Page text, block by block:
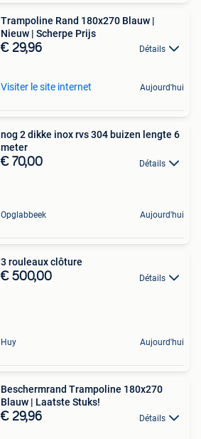
Trampoline Rand 180x270 Blauw |
Nieuw | Scherpe Prijs
€ 29,96 Détails
Visiter le site internet Aujourd'hui
nog 2 dikke inox rvs 304 buizen lengte 6
meter
€ 70,00 Détails
Opglabbeek Aujourd'hui
3 rouleaux clôture
€ 500,00 Détails
Huy Aujourd'hui
Beschermrand Trampoline 180x270
Blauw | Laatste Stuks!
€ 29,96 Détails